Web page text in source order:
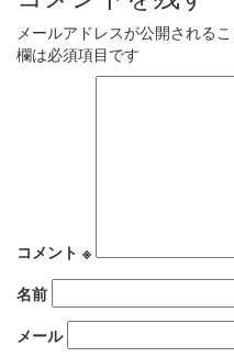
メールアドレスが公開されるこ
欄は必須項目です
コメント ※
名前
メール